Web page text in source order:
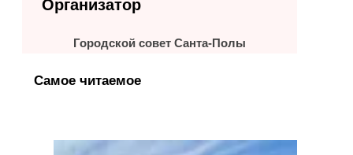
Организатор
Городской совет Санта-Полы
Самое читаемое